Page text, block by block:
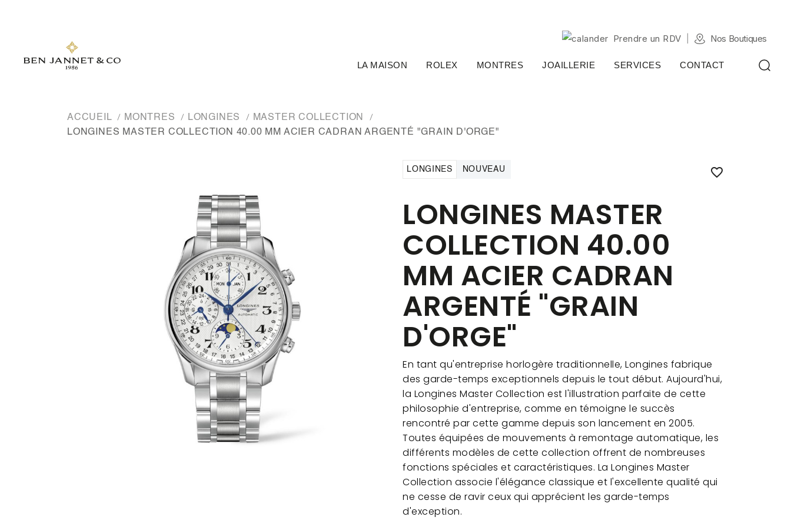
Prendre un RDV Nos Boutiques
LA MAISON ROLEX MONTRES JOAILLERIE SERVICES CONTACT
ACCUEIL MONTRES LONGINES
MASTER COLLECTION
LONGINES MASTER COLLECTION 40.00 MM ACIER CADRAN ARGENTÉ "GRAIN D'ORGE"
LONGINES NOUVEAU 
LONGINES MASTER
COLLECTION 40.00
MM ACIER CADRAN
ARGENTÉ "GRAIN
D'ORGE"
En tant qu'entreprise horlogère traditionnelle, Longines fabrique
des garde-temps exceptionnels depuis le tout début. Aujourd'hui,
la Longines Master Collection est l'illustration parfaite de cette
philosophie d'entreprise, comme en témoigne le succès
rencontré par cette gamme depuis son lancement en 2005.
Toutes équipées de mouvements à remontage automatique, les
différents modèles de cette collection offrent de nombreuses
fonctions spéciales et caractéristiques. La Longines Master
Collection associe l'élégance classique et l'excellente qualité qui
ne cesse de ravir ceux qui apprécient les garde-temps
d'exception.